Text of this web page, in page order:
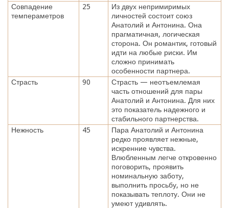
Совпадение
темпераметров
25
Из двух непримиримых
личностей состоит союз
Анатолий и Антонина. Она
прагматичная, логическая
сторона. Он романтик, готовый
идти на любые риски. Им
сложно принимать
особенности партнера.
Страсть
90
Страсть — неотъемлемая
часть отношений для пары
Анатолий и Антонина. Для них
это показатель надежного и
стабильного партнерства.
Нежность
45
Пара Анатолий и Антонина
редко проявляет нежные,
искренние чувства.
Влюбленным легче откровенно
поговорить, проявить
номинальную заботу,
выполнить просьбу, но не
показывать теплоту. Они не
умеют удивлять.